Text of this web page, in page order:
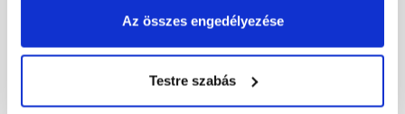
Az összes engedélyezése
Testre szabás
Raktáron